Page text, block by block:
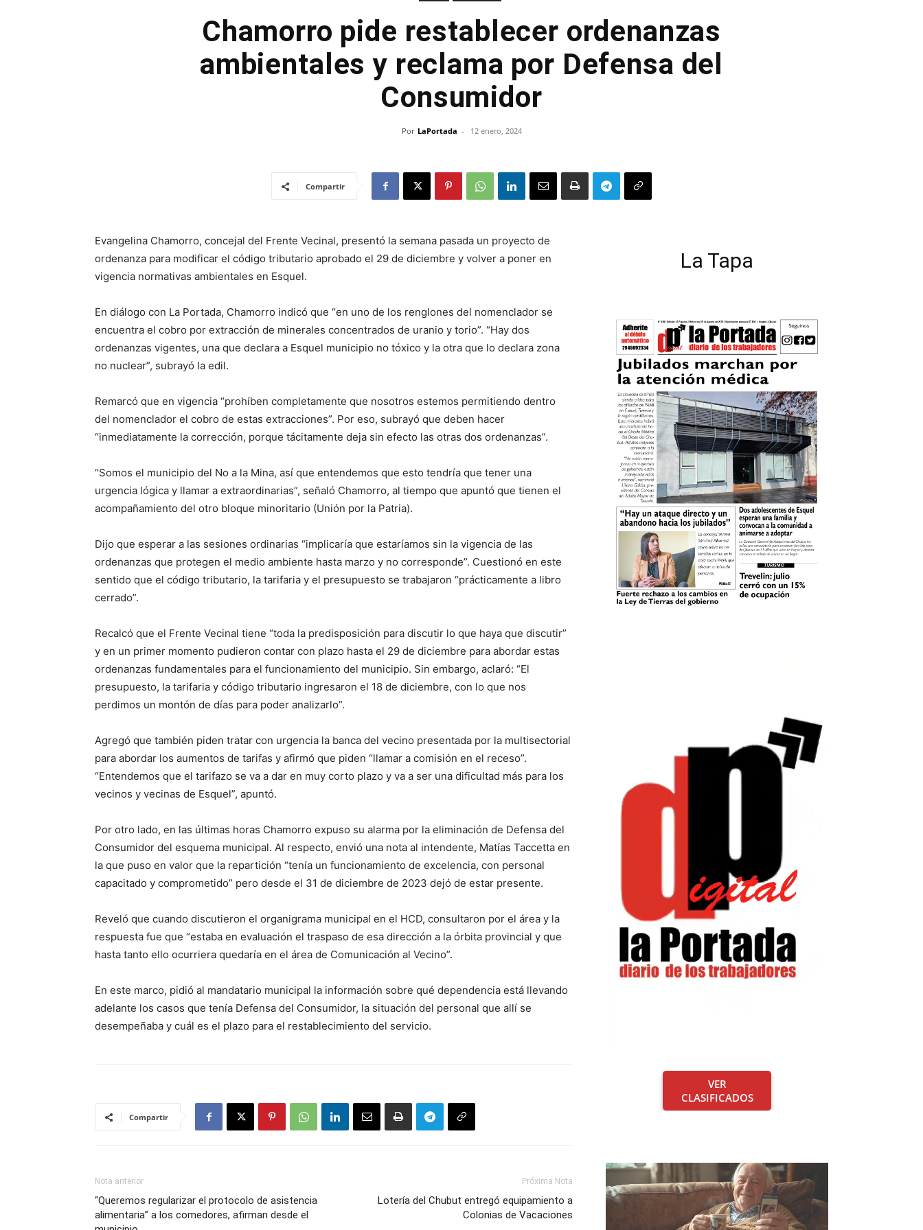
Chamorro pide restablecer ordenanzas
ambientales y reclama por Defensa del
Consumidor
Por LaPortada - 12 enero, 2024
Compartir
Evangelina Chamorro, concejal del Frente Vecinal, presentó la semana pasada un proyecto de
ordenanza para modificar el código tributario aprobado el 29 de diciembre y volver a poner en
vigencia normativas ambientales en Esquel.
En diálogo con La Portada, Chamorro indicó que “en uno de los renglones del nomenclador se
encuentra el cobro por extracción de minerales concentrados de uranio y torio”. “Hay dos
ordenanzas vigentes, una que declara a Esquel municipio no tóxico y la otra que lo declara zona
no nuclear”, subrayó la edil.
Remarcó que en vigencia “prohíben completamente que nosotros estemos permitiendo dentro
del nomenclador el cobro de estas extracciones”. Por eso, subrayó que deben hacer
“inmediatamente la corrección, porque tácitamente deja sin efecto las otras dos ordenanzas”.
“Somos el municipio del No a la Mina, así que entendemos que esto tendría que tener una
urgencia lógica y llamar a extraordinarias”, señaló Chamorro, al tiempo que apuntó que tienen el
acompañamiento del otro bloque minoritario (Unión por la Patria).
Dijo que esperar a las sesiones ordinarias “implicaría que estaríamos sin la vigencia de las
ordenanzas que protegen el medio ambiente hasta marzo y no corresponde”. Cuestionó en este
sentido que el código tributario, la tarifaria y el presupuesto se trabajaron “prácticamente a libro
cerrado”.
Recalcó que el Frente Vecinal tiene “toda la predisposición para discutir lo que haya que discutir”
y en un primer momento pudieron contar con plazo hasta el 29 de diciembre para abordar estas
ordenanzas fundamentales para el funcionamiento del municipio. Sin embargo, aclaró: “El
presupuesto, la tarifaria y código tributario ingresaron el 18 de diciembre, con lo que nos
perdimos un montón de días para poder analizarlo”.
Agregó que también piden tratar con urgencia la banca del vecino presentada por la multisectorial
para abordar los aumentos de tarifas y afirmó que piden “llamar a comisión en el receso”.
“Entendemos que el tarifazo se va a dar en muy corto plazo y va a ser una dificultad más para los
vecinos y vecinas de Esquel”, apuntó.
Por otro lado, en las últimas horas Chamorro expuso su alarma por la eliminación de Defensa del
Consumidor del esquema municipal. Al respecto, envió una nota al intendente, Matías Taccetta en
la que puso en valor que la repartición “tenía un funcionamiento de excelencia, con personal
capacitado y comprometido” pero desde el 31 de diciembre de 2023 dejó de estar presente.
Reveló que cuando discutieron el organigrama municipal en el HCD, consultaron por el área y la
respuesta fue que “estaba en evaluación el traspaso de esa dirección a la órbita provincial y que
hasta tanto ello ocurriera quedaría en el área de Comunicación al Vecino”.
En este marco, pidió al mandatario municipal la información sobre qué dependencia está llevando
adelante los casos que tenía Defensa del Consumidor, la situación del personal que allí se
desempeñaba y cuál es el plazo para el restablecimiento del servicio.
Compartir
Nota anterior
“Queremos regularizar el protocolo de asistencia
alimentaria” a los comedores, afirman desde el
Próxima Nota
Lotería del Chubut entregó equipamiento a
Colonias de Vacaciones
La Tapa
VER
CLASIFICADOS